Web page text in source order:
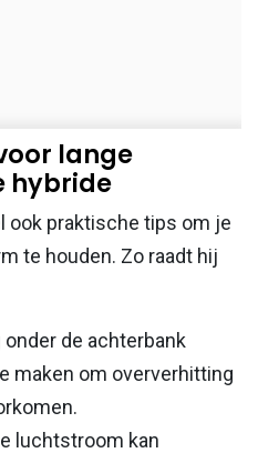
lange
hybride
ook praktische tips om je
te houden. Zo raadt hij
de achterbank
maken om oververhitting
luchtstroom kan